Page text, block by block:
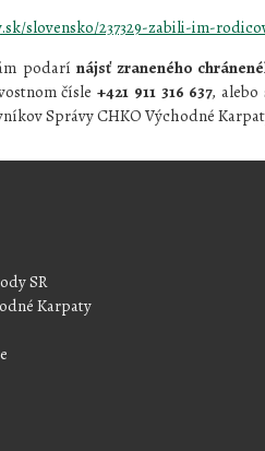
slovensko/237329-zabili-im-
podarí nájsť zraneného
čísle +421 911 316 637, alebo
Správy CHKO Východné
SR
Karpaty